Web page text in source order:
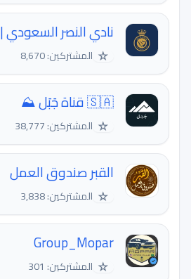
نادي النصر السعودي | ALNASSR
☆ المشتركين: 8,670
🇸🇦 قناة جَبَل ⛰️
☆ المشتركين: 38,777
القبر صندوق العمل
☆ المشتركين: 3,838
Group_Mopar
☆ المشتركين: 301